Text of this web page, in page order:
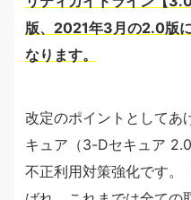
版、2021年3月の2.0版
なります。
改定のポイントとしてあ
キュア（3-Dセキュア
不正利用対策強化です